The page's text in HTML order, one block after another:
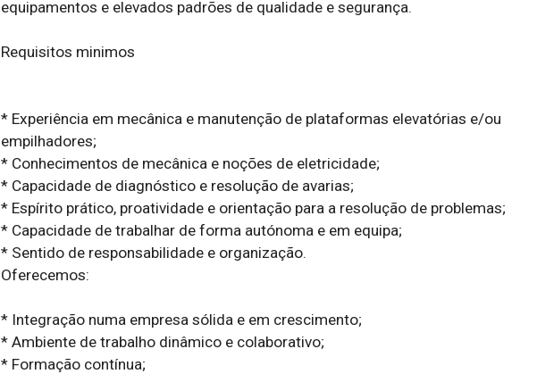
equipamentos e elevados padrões de qualidade e segurança.
Requisitos minimos
* Experiência em mecânica e manutenção de plataformas elevatórias e/ou
empilhadores;
* Conhecimentos de mecânica e noções de eletricidade;
* Capacidade de diagnóstico e resolução de avarias;
* Espírito prático, proatividade e orientação para a resolução de problemas;
* Capacidade de trabalhar de forma autónoma e em equipa;
* Sentido de responsabilidade e organização.
Oferecemos:
* Integração numa empresa sólida e em crescimento;
* Ambiente de trabalho dinâmico e colaborativo;
* Formação contínua;